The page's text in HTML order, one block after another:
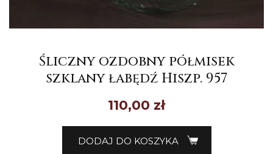
Śliczny ozdobny półmisek
szklany łabędź Hiszp. 957
110,00 zł
DODAJ DO KOSZYKA